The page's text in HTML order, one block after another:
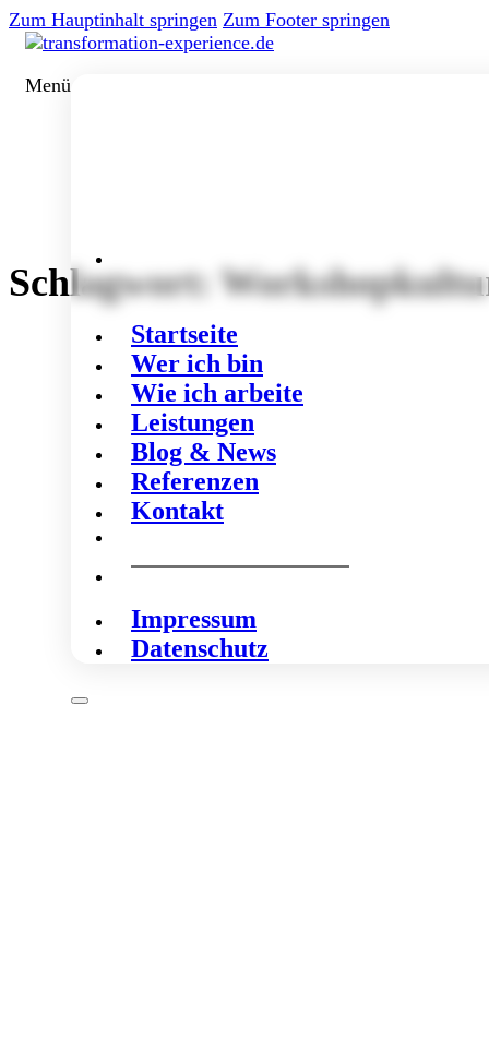
Zum Hauptinhalt springen Zum Footer springen
Menü
Startseite
Wer ich bin
Wie ich arbeite
Leistungen
Blog & News
Referenzen
Kontakt
Impressum
Datenschutz
Schlagwort: